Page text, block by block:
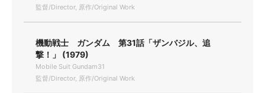
監督/Director, 原作/Original Work
機動戦士 ガンダム 第31話「ザンバジル、追
撃！」 (1979)
Mobile Suit Gundam31
監督/Director, 原作/Original Work